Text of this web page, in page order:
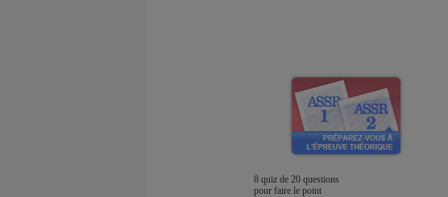
8 quiz de 20 questions
pour faire le point